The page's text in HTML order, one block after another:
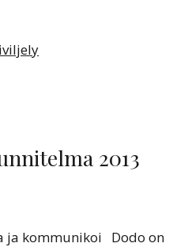
2013
ja kommunikoi Dodo on